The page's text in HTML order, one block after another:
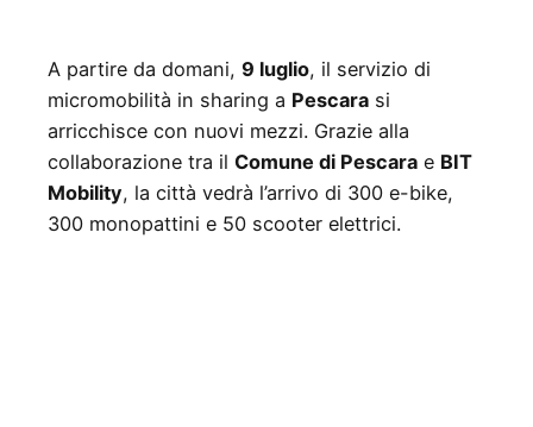
A partire da domani, 9 luglio, il servizio di
micromobilità in sharing a Pescara si
arricchisce con nuovi mezzi. Grazie alla
collaborazione tra il Comune di Pescara e BIT
Mobility, la città vedrà l’arrivo di 300 e-bike,
300 monopattini e 50 scooter elettrici.